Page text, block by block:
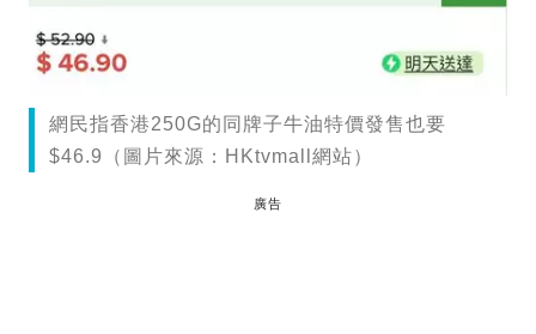
網民指香港250G的同牌子牛油特價發售也要
$46.9（圖片來源：HKtvmall網站）
廣告